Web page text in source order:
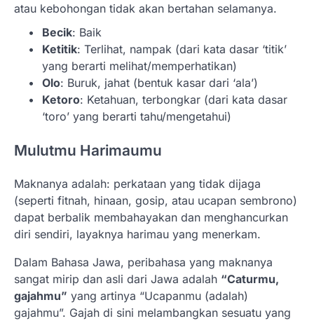
atau kebohongan tidak akan bertahan selamanya.
Becik: Baik
Ketitik: Terlihat, nampak (dari kata dasar ‘titik’
yang berarti melihat/memperhatikan)
Olo: Buruk, jahat (bentuk kasar dari ‘ala’)
Ketoro: Ketahuan, terbongkar (dari kata dasar
‘toro’ yang berarti tahu/mengetahui)
Mulutmu Harimaumu
Maknanya adalah: perkataan yang tidak dijaga
(seperti fitnah, hinaan, gosip, atau ucapan sembrono)
dapat berbalik membahayakan dan menghancurkan
diri sendiri, layaknya harimau yang menerkam.
Dalam Bahasa Jawa, peribahasa yang maknanya
sangat mirip dan asli dari Jawa adalah “Caturmu,
gajahmu” yang artinya “Ucapanmu (adalah)
gajahmu”. Gajah di sini melambangkan sesuatu yang